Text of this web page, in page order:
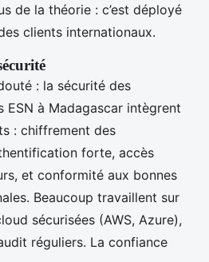
de la théorie : c’est déployé
clients internationaux.
: la sécurité des
ESN à Madagascar intègrent
: chiffrement des
forte, accès
et conformité aux bonnes
Beaucoup travaillent sur
sécurisées (AWS, Azure),
réguliers. La confiance